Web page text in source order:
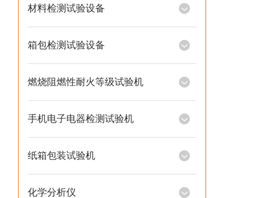
材料检测试验设备
箱包检测试验设备
燃烧阻燃性耐火等级试验机
手机电子电器检测试验机
纸箱包装试验机
化学分析仪